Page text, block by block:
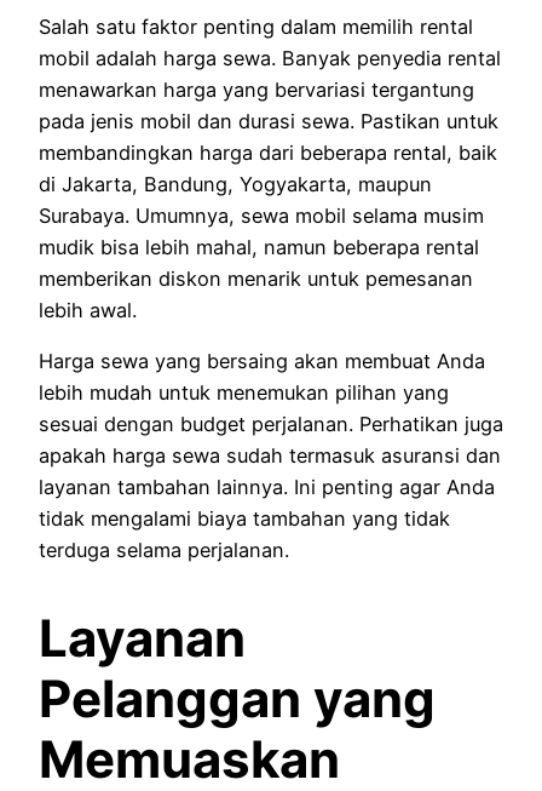
Salah satu faktor penting dalam memilih rental
mobil adalah harga sewa. Banyak penyedia rental
menawarkan harga yang bervariasi tergantung
pada jenis mobil dan durasi sewa. Pastikan untuk
membandingkan harga dari beberapa rental, baik
di Jakarta, Bandung, Yogyakarta, maupun
Surabaya. Umumnya, sewa mobil selama musim
mudik bisa lebih mahal, namun beberapa rental
memberikan diskon menarik untuk pemesanan
lebih awal.
Harga sewa yang bersaing akan membuat Anda
lebih mudah untuk menemukan pilihan yang
sesuai dengan budget perjalanan. Perhatikan juga
apakah harga sewa sudah termasuk asuransi dan
layanan tambahan lainnya. Ini penting agar Anda
tidak mengalami biaya tambahan yang tidak
terduga selama perjalanan.
Layanan
Pelanggan yang
Memuaskan